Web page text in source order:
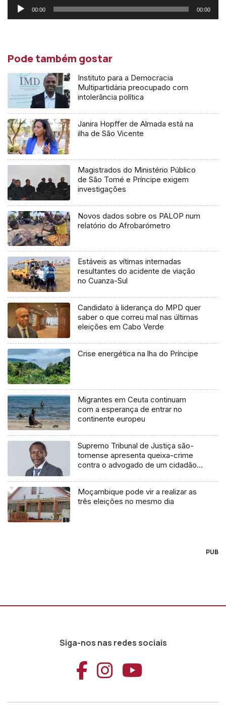
Reprodutor
de
00:00 00:00
Pode também gostar
Instituto para a Democracia
Multipartidária preocupado com
intolerância política
Janira Hopffer de Almada está na
ilha de São Vicente
Magistrados do Ministério Público
de São Tomé e Príncipe exigem
investigações
Novos dados sobre os PALOP num
relatório do Afrobarómetro
Estáveis as vítimas internadas
resultantes do acidente de viação
no Cuanza-Sul
Candidato à liderança do MPD quer
saber o que correu mal nas últimas
eleições em Cabo Verde
Crise energética na lha do Príncipe
Migrantes em Ceuta continuam
com a esperança de entrar no
continente europeu
Supremo Tribunal de Justiça são-
tomense apresenta queixa-crime
contra o advogado de um cidadão
Moçambique pode vir a realizar as
três eleições no mesmo dia
PUB
Siga-nos nas redes sociais
Aceder ao
Aceder ao
Aceder